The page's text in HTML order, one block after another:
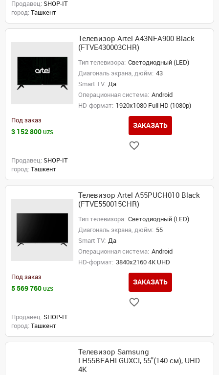
Продавец: SHOP-IT
город: Ташкент
Телевизор Artel A43NFA900 Black
(FTVE430003CHR)
Тип телевизора: Светодиодный (LED)
Диагональ экрана, дюйм: 43
Smart TV: Да
Операционная система: Android
HD-формат: 1920x1080 Full HD (1080p)
Под заказ
3 152 800 UZS
ЗАКАЗАТЬ
Продавец: SHOP-IT
город: Ташкент
Телевизор Artel A55PUCH010 Black
(FTVE550015CHR)
Тип телевизора: Светодиодный (LED)
Диагональ экрана, дюйм: 55
Smart TV: Да
Операционная система: Android
HD-формат: 3840x2160 4K UHD
Под заказ
5 569 760 UZS
ЗАКАЗАТЬ
Продавец: SHOP-IT
город: Ташкент
Телевизор Samsung
LH55BEAHLGUXCI, 55"(140 см), UHD
4K